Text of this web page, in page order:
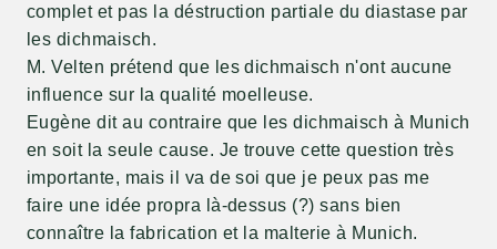
complet et pas la déstruction partiale du diastase par
les dichmaisch.
M. Velten prétend que les dichmaisch n'ont aucune
influence sur la qualité moelleuse.
Eugène dit au contraire que les dichmaisch à Munich
en soit la seule cause. Je trouve cette question très
importante, mais il va de soi que je peux pas me
faire une idée propra là-dessus (?) sans bien
connaître la fabrication et la malterie à Munich.